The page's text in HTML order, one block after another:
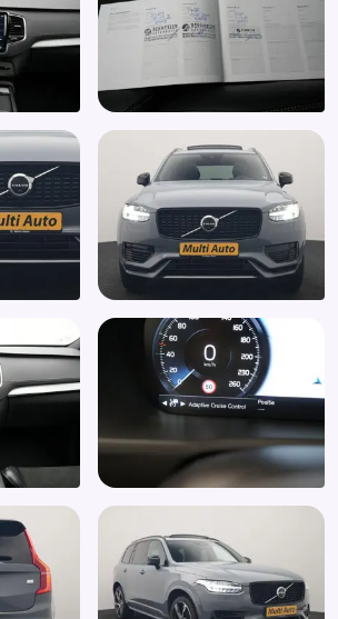
en achter
correctie
verwarmbaar
System
(kunst)leder